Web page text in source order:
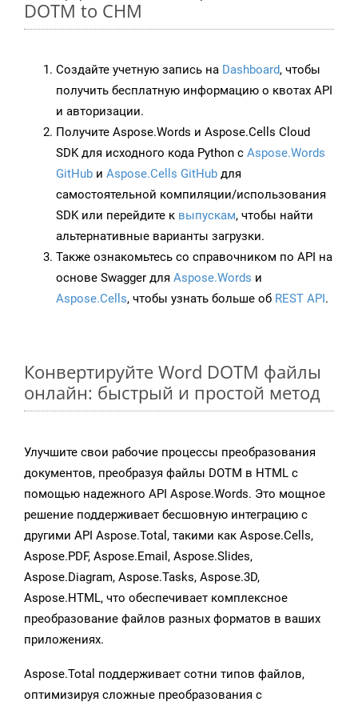
DOTM to CHM
Создайте учетную запись на Dashboard, чтобы
получить бесплатную информацию о квотах API
и авторизации.
Получите Aspose.Words и Aspose.Cells Cloud
SDK для исходного кода Python с Aspose.Words
GitHub и Aspose.Cells GitHub для
самостоятельной компиляции/использования
SDK или перейдите к выпускам, чтобы найти
альтернативные варианты загрузки.
Также ознакомьтесь со справочником по API на
основе Swagger для Aspose.Words и
Aspose.Cells, чтобы узнать больше об REST API.
Конвертируйте Word DOTM файлы
онлайн: быстрый и простой метод
Улучшите свои рабочие процессы преобразования
документов, преобразуя файлы DOTM в HTML с
помощью надежного API Aspose.Words. Это мощное
решение поддерживает бесшовную интеграцию с
другими API Aspose.Total, такими как Aspose.Cells,
Aspose.PDF, Aspose.Email, Aspose.Slides,
Aspose.Diagram, Aspose.Tasks, Aspose.3D,
Aspose.HTML, что обеспечивает комплексное
преобразование файлов разных форматов в ваших
приложениях.
Aspose.Total поддерживает сотни типов файлов,
оптимизируя сложные преобразования с